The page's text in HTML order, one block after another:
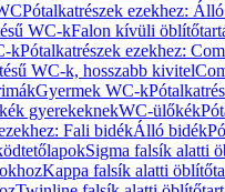
Pótalkatrészek ezekhez:
WC-kFalon kívüli
kPótalkatrészek ezekhez:
WC-k, hosszabb kivitel
Gyermek WC-k
gyerekeknekWC-ülőkék
Fali bidékÁlló bidék
Sigma falsík alatti
Kappa falsík alatti